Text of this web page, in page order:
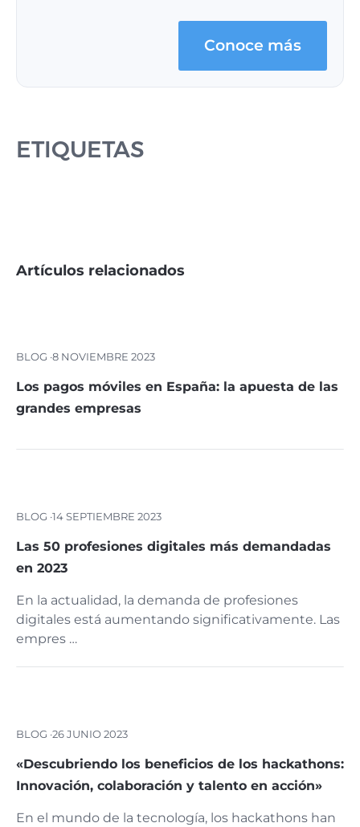
Conoce más
ETIQUETAS
Artículos relacionados
BLOG ·8 NOVIEMBRE 2023
Los pagos móviles en España: la apuesta de las
grandes empresas
BLOG ·14 SEPTIEMBRE 2023
Las 50 profesiones digitales más demandadas
en 2023
En la actualidad, la demanda de profesiones
digitales está aumentando significativamente. Las
empres …
BLOG ·26 JUNIO 2023
«Descubriendo los beneficios de los hackathons:
Innovación, colaboración y talento en acción»
En el mundo de la tecnología, los hackathons han